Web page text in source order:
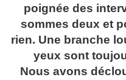
poignée des
sommes deux et
rien. Une branche
yeux sont
Nous avons